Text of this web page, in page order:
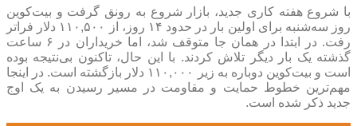
با شروع هفته کاری جدید، بازار شروع به رونق گرفت و بیت‌کوین
روز سه‌شنبه برای اولین بار در حدود ۱۴ روز، از ۱۱۰,۵۰۰ دلار فراتر
رفت. در ابتدا در همان جا متوقف شد، اما خریداران در ۶ ساعت
گذشته یک بار دیگر تلاش کردند. با این حال، تاکنون بی‌نتیجه بوده
است و بیت‌کوین دوباره به زیر ۱۱۰,۰۰۰ دلار بازگشته است. در اینجا
مهم‌ترین خطوط حمایت و مقاومت در مسیر رسیدن به یک اوج
جدید ذکر شده است.